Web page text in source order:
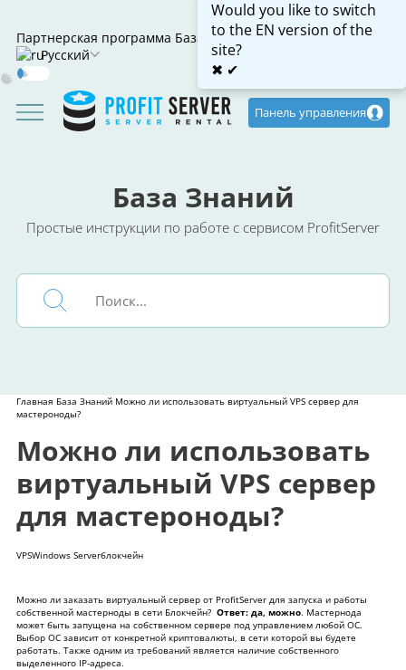
Партнерская программа База знаний
Русский
Would you like to switch
to the EN version of the
site?
✖ ✔
Mode
Панель управления
База Знаний
Простые инструкции по работе с сервисом ProfitServer
Главная База Знаний Можно ли использовать виртуальный VPS сервер для
мастероноды?
Можно ли использовать
виртуальный VPS сервер
для мастероноды?
VPSWindows Serverблокчейн
Можно ли заказать виртуальный сервер от ProfitServer для запуска и работы
собственной мастерноды в сети Блокчейн? Ответ: да, можно. Мастернода
может быть запущена на собственном сервере под управлением любой ОС.
Выбор ОС зависит от конкретной криптовалюты, в сети которой вы будете
работать. Также одним из требований является наличие собственного
выделенного IP-адреса.